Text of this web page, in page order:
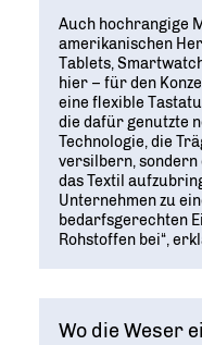
Auch hochrangige
amerikanischen
Tablets,
hier – für den
eine flexible
die dafür genutzte
Technologie, die
versilbern,
das Textil
Unternehmen zu
bedarfsgerechten
Rohstoffen bei“,
Wo die Weser